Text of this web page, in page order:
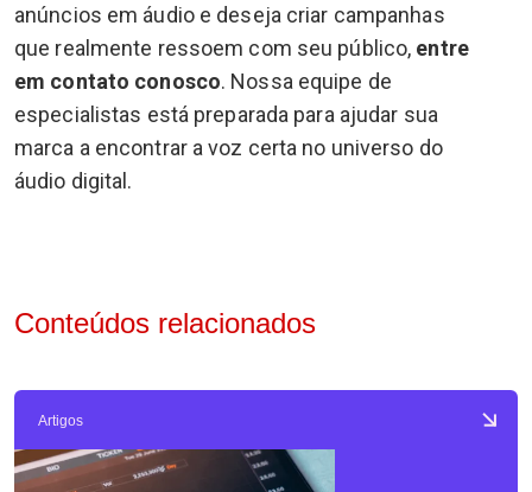
anúncios em áudio e deseja criar campanhas
que realmente ressoem com seu público, entre
em contato conosco. Nossa equipe de
especialistas está preparada para ajudar sua
marca a encontrar a voz certa no universo do
áudio digital.
Conteúdos relacionados
Artigos